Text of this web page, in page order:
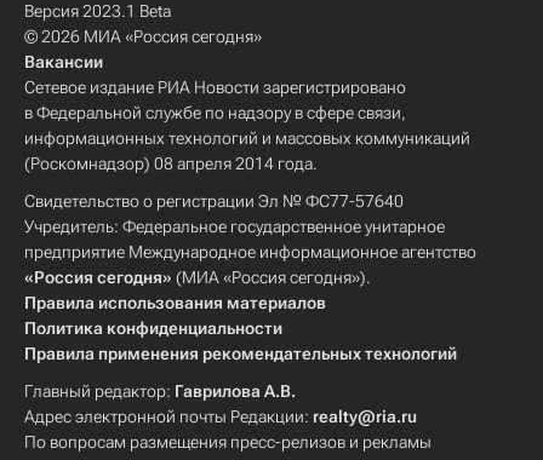
Версия 2023.1 Beta
© 2026 МИА «Россия сегодня»
Вакансии
Сетевое издание РИА Новости зарегистрировано
в Федеральной службе по надзору в сфере связи,
информационных технологий и массовых коммуникаций
(Роскомнадзор) 08 апреля 2014 года.
Свидетельство о регистрации Эл № ФС77-57640
Учредитель: Федеральное государственное унитарное
предприятие Международное информационное агентство
«Россия сегодня» (МИА «Россия сегодня»).
Правила использования материалов
Политика конфиденциальности
Правила применения рекомендательных технологий
Главный редактор: Гаврилова А.В.
Адрес электронной почты Редакции: realty@ria.ru
По вопросам размещения пресс-релизов и рекламы